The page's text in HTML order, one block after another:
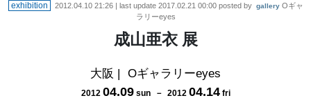
exhibition 2012.04.10 21:26| last update 2017.02.21 00:00posted by gallery Oギャ
ラリーeyes
成山亜衣 展
大阪 | Oギャラリーeyes
2012 04.09 sun－ 2012 04.14 fri